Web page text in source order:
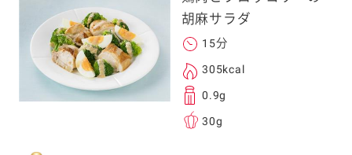
します。
レスは、本サービ
。当社はこの情報
ことはございませ
胡麻サラダ
15分
305kcal
0.9g
30g